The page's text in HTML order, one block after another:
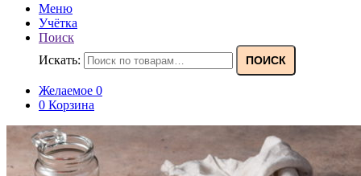
Меню
Учётка
Поиск
Искать:
ПОИСК
Желаемое 0
0 Корзина